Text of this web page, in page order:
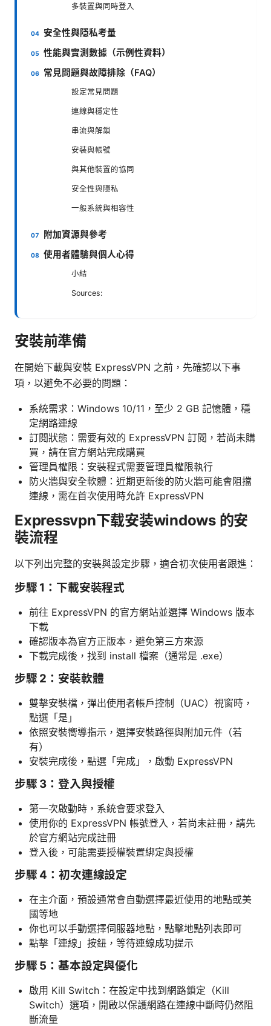
多裝置與同時登入
安全性與隱私考量
性能與實測數據（示例性資料）
常見問題與故障排除（FAQ）
設定常見問題
連線與穩定性
串流與解鎖
安裝與帳號
與其他裝置的協同
安全性與隱私
一般系統與相容性
附加資源與參考
使用者體驗與個人心得
小結
Sources:
安裝前準備
在開始下載與安裝 ExpressVPN 之前，先確認以下事
項，以避免不必要的問題：
系統需求：Windows 10/11，至少 2 GB 記憶體，穩
定網路連線
訂閱狀態：需要有效的 ExpressVPN 訂閱，若尚未購
買，請在官方網站完成購買
管理員權限：安裝程式需要管理員權限執行
防火牆與安全軟體：近期更新後的防火牆可能會阻擋
連線，需在首次使用時允許 ExpressVPN
Expressvpn下载安装windows 的安
裝流程
以下列出完整的安裝與設定步驟，適合初次使用者跟進：
步驟 1：下載安裝程式
前往 ExpressVPN 的官方網站並選擇 Windows 版本
下載
確認版本為官方正版本，避免第三方來源
下載完成後，找到 install 檔案（通常是 .exe）
步驟 2：安裝軟體
雙擊安裝檔，彈出使用者帳戶控制（UAC）視窗時，
點選「是」
依照安裝嚮導指示，選擇安裝路徑與附加元件（若
有）
安裝完成後，點選「完成」，啟動 ExpressVPN
步驟 3：登入與授權
第一次啟動時，系統會要求登入
使用你的 ExpressVPN 帳號登入，若尚未註冊，請先
於官方網站完成註冊
登入後，可能需要授權裝置綁定與授權
步驟 4：初次連線設定
在主介面，預設通常會自動選擇最近使用的地點或美
國等地
你也可以手動選擇伺服器地點，點擊地點列表即可
點擊「連線」按鈕，等待連線成功提示
步驟 5：基本設定與優化
啟用 Kill Switch：在設定中找到網路鎖定（Kill
Switch）選項，開啟以保護網路在連線中斷時仍然阻
斷流量